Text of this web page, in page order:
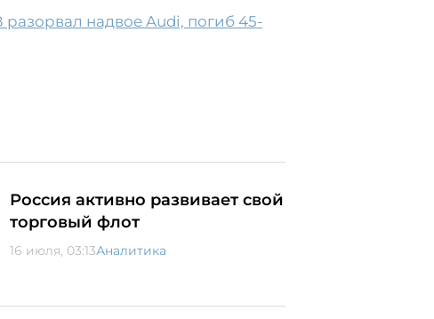
надвое Audi, погиб 45-
Россия активно развивает свой
торговый флот
16 июля, 03:13Аналитика